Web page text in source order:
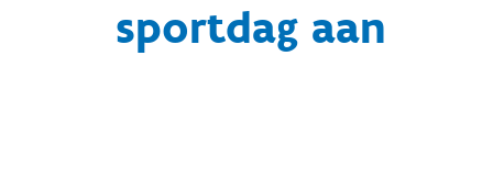
sportdag aan